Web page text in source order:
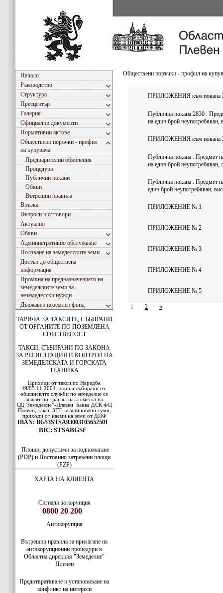
Начало
Ръководство
Структура
Пресцентър
Галерия
Официални документи
Нормативни актове
Обществени поръчки - профил
на купувача
Предварителни обявления
Процедури
Публични покани
Обяви
Вътрешни правила
Връзка
Въпроси и отговори
Актуално
Обяви
Административно обслужване
Ползване на земеделските земи
Достъп до обществена
информация
Промяна на предназначението на
земеделските земи за
неземеделски нужди
Държавен поземлен фонд
ТАРИФА ЗА ТАКСИТЕ, СЪБИРАНИ
ОТ ОРГАНИТЕ ПО ПОЗЕМЛЕНА
СОБСТВЕНОСТ
ТАКСИ, СЪБИРАНИ ПО ЗАКОНА
ЗА РЕГИСТРАЦИЯ И КОНТРОЛ НА
ЗЕМЕДЕЛСКАТА И ГОРСКАТА
ТЕХНИКА
Приходи от такси по Наредба
49/05.11.2004 година събирани от
общинските служби по земеделие се
внасят по транзитната сметка на
ОД”Земеделие”-Плевен Банка ДСКФЦ
Плевен, такси ЗГТ, възстановени суми,
приходи от наеми на земи от ДПФ
IBAN: BG53STSA93003105652501
BIC: STSABGSF
Площи, допустими за подпомагане
(PDP) и Постоянно затревени площи
(PZP)
ХАРТА НА КЛИЕНТА
Сигнали за корупция
0800 20 200
Антикорупция
Вътрешни правила за прилагане на
антикорупционни процедури в
Областна дирекция "Земеделие"
Плевен
Предотвратяване и установяване на
конфликт на интереси
Обществени поръчки - профил на
ПРИЛОЖЕНИЯ към покана
Публична покана 2830 .
на един брой
ПРИЛОЖЕНИЯ към покана
Публична покана . Предмет
на един брой неупотребяван,
Публична покана . Предмет
един брой неупотребяван,
ПРИЛОЖЕНИЕ № 1
ПРИЛОЖЕНИЕ № 2
ПРИЛОЖЕНИЕ № 3
ПРИЛОЖЕНИЕ № 4
ПРИЛОЖЕНИЕ № 5
1 2 »